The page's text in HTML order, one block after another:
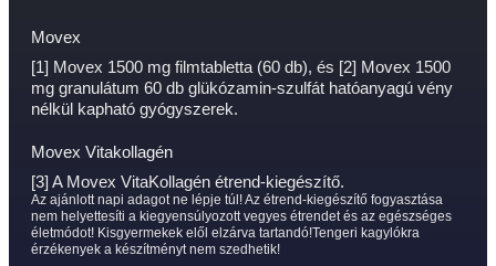
Movex
[1] Movex 1500 mg filmtabletta (60 db), és [2] Movex 1500
mg granulátum 60 db glükózamin-szulfát hatóanyagú vény
nélkül kapható gyógyszerek.
Movex Vitakollagén
[3] A Movex VitaKollagén étrend-kiegészítő.
Az ajánlott napi adagot ne lépje túl! Az étrend-kiegészítő fogyasztása
nem helyettesíti a kiegyensúlyozott vegyes étrendet és az egészséges
életmódot! Kisgyermekek elől elzárva tartandó!Tengeri kagylókra
érzékenyek a készítményt nem szedhetik!